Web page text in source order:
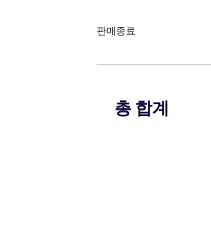
판매종료
총 합계